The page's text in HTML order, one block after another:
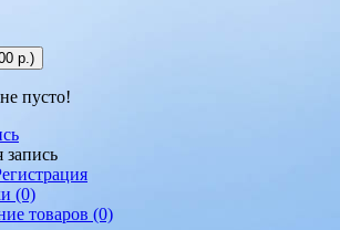
р.)
пусто!
запись
(0)
товаров (0)